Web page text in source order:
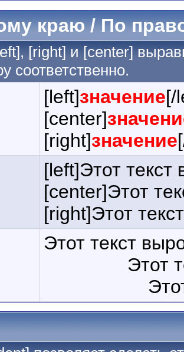
краю / По
[right] и [center]
соответственно.
[left]значение[/
[center]
[right]значение
[left]Этот
[center]Этот
[right]Этот
Этот текст
Этот